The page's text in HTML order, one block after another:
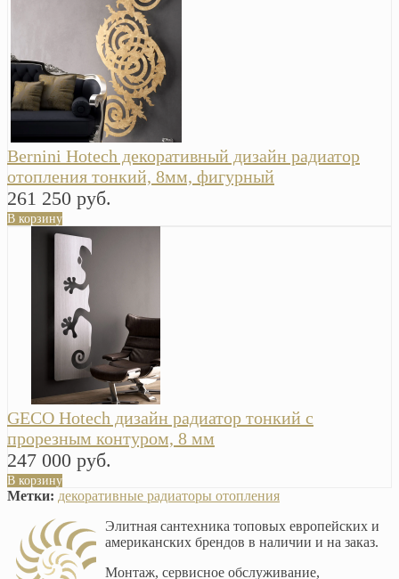
Bernini Hotech декоративный дизайн радиатор
отопления тонкий, 8мм, фигурный
261 250 руб.
В корзину
GECO Hotech дизайн радиатор тонкий с
прорезным контуром, 8 мм
247 000 руб.
В корзину
Метки: декоративные радиаторы отопления
Элитная сантехника топовых европейских и
американских брендов в наличии и на заказ.
Монтаж, сервисное обслуживание,